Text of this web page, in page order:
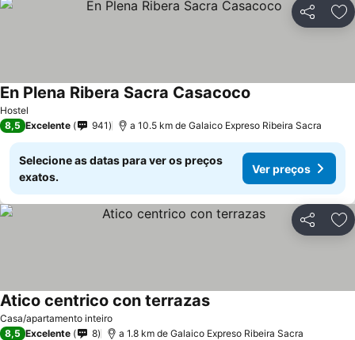
Partilhar
Hostel
En Plena Ribera Sacra Casacoco
8,5 Excelente 941 a 10.5 km de Galaico Expreso Ribeira Sacra
Selecione as datas para ver os preços
exatos.
Ver preços
Partilhar
Casa/apartamento inteiro
Atico centrico con terrazas
8,5 Excelente 8 a 1.8 km de Galaico Expreso Ribeira Sacra